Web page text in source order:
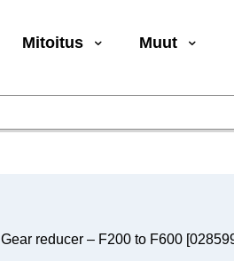
Mitoitus Muut
Gear reducer – F200 to F600